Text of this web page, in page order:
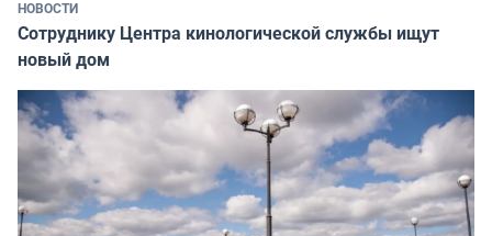
НОВОСТИ
Сотруднику Центра кинологической службы ищут
новый дом